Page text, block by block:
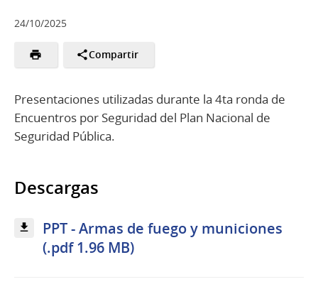
24/10/2025
Compartir
Presentaciones utilizadas durante la 4ta ronda de
Encuentros por Seguridad del Plan Nacional de
Seguridad Pública.
Descargas
PPT - Armas de fuego y municiones
(.pdf 1.96 MB)